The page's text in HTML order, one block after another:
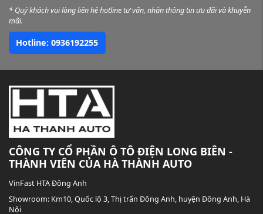
* Quý khách vui lòng liên hệ hotline tư vấn, nhận thông tin ưu đãi và khuyễn
mãi.
Hotline: 0936192255
CÔNG TY CỔ PHẦN Ô TÔ ĐIỆN LONG BIÊN -
THÀNH VIÊN CỦA HÀ THÀNH AUTO
VinFast HTA Đông Anh
Showroom: Km10, Quốc lộ 3, Thị trấn Đông Anh, huyện Đông Anh, Hà
Nội